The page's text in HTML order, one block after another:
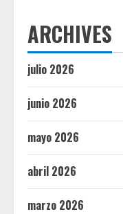
ARCHIVES
julio 2026
junio 2026
mayo 2026
abril 2026
marzo 2026